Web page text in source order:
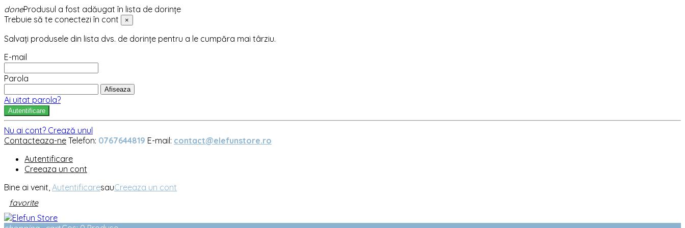
doneProdusul a fost adăugat în lista de dorințe
Trebuie să te conectezi în cont
×
Salvați produsele din lista dvs. de dorințe pentru a le cumpăra mai târziu.
E-mail
Parola
Afiseaza
Ai uitat parola?
Autentificare
Nu ai cont? Crează unul
Contacteaza-ne Telefon: 0767644819 E-mail: contact@elefunstore.ro
Autentificare
Creeaza un cont
Bine ai venit, AutentificaresauCreeaza un cont
favorite